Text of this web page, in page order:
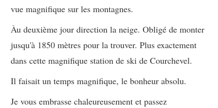
vue magnifique sur les montagnes.
Àu deuxième jour direction la neige. Obligé de monter
jusqu'à 1850 mètres pour la trouver. Plus exactement
dans cette magnifique station de ski de Courchevel.
Il faisait un temps magnifique, le bonheur absolu.
Je vous embrasse chaleureusement et passez